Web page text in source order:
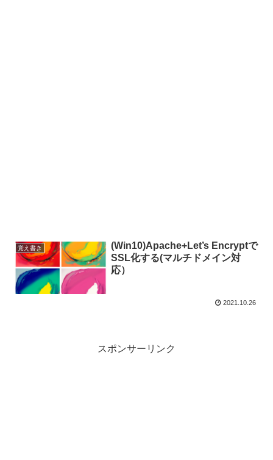
覚え書き
(Win10)Apache+Let’s Encryptで
SSL化する(マルチドメイン対
応）
2021.10.26
スポンサーリンク